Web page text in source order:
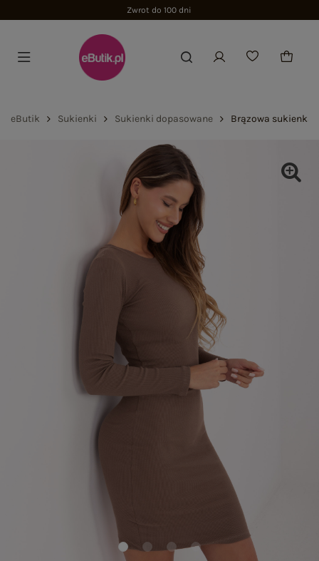
Zwrot do 100 dni
eButik Sukienki Sukienki dopasowane Brązowa sukienka